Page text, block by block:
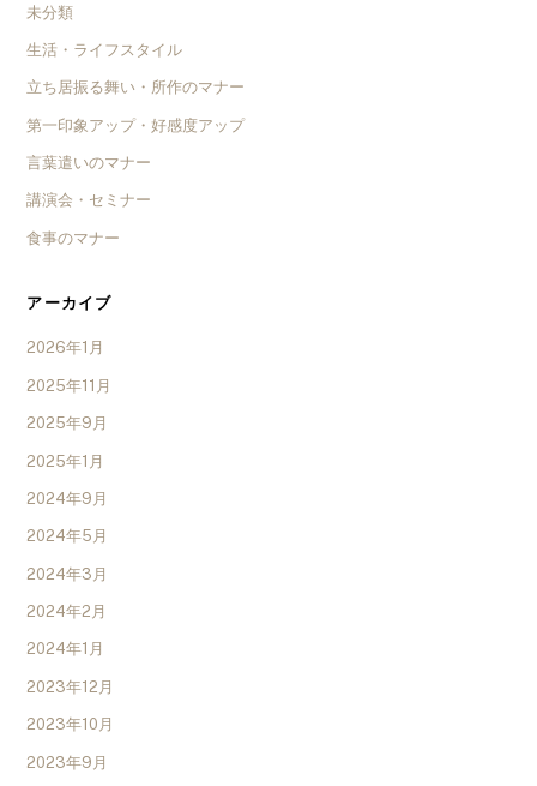
未分類
生活・ライフスタイル
立ち居振る舞い・所作のマナー
第一印象アップ・好感度アップ
言葉遣いのマナー
講演会・セミナー
食事のマナー
アーカイブ
2026年1月
2025年11月
2025年9月
2025年1月
2024年9月
2024年5月
2024年3月
2024年2月
2024年1月
2023年12月
2023年10月
2023年9月